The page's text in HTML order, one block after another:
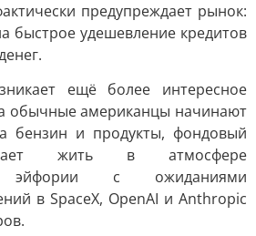
предупреждает рынок:
быстрое удешевление кредитов
ещё более интересное
обычные американцы начинают
бензин и продукты, фондовый
жить в атмосфере
эйфории с ожиданиями
в SpaceX, OpenAI и Anthropic